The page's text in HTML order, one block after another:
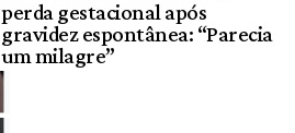
perda gestacional após
gravidez espontânea: “Parecia
um milagre”